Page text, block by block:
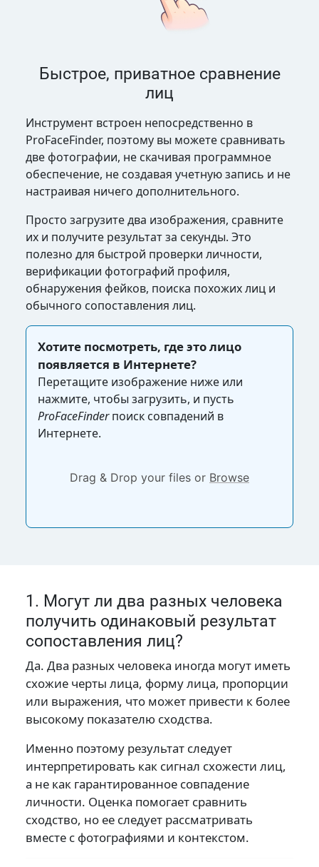
Быстрое, приватное сравнение
лиц
Инструмент встроен непосредственно в
ProFaceFinder, поэтому вы можете сравнивать
две фотографии, не скачивая программное
обеспечение, не создавая учетную запись и не
настраивая ничего дополнительного.
Просто загрузите два изображения, сравните
их и получите результат за секунды. Это
полезно для быстрой проверки личности,
верификации фотографий профиля,
обнаружения фейков, поиска похожих лиц и
обычного сопоставления лиц.
Хотите посмотреть, где это лицо
появляется в Интернете?
Перетащите изображение ниже или
нажмите, чтобы загрузить, и пусть
ProFaceFinderпоиск совпадений в
Интернете.
Drag & Drop your files or Browse
1. Могут ли два разных человека
получить одинаковый результат
сопоставления лиц?
Да. Два разных человека иногда могут иметь
схожие черты лица, форму лица, пропорции
или выражения, что может привести к более
высокому показателю сходства.
Именно поэтому результат следует
интерпретировать как сигнал схожести лиц,
а не как гарантированное совпадение
личности. Оценка помогает сравнить
сходство, но ее следует рассматривать
вместе с фотографиями и контекстом.